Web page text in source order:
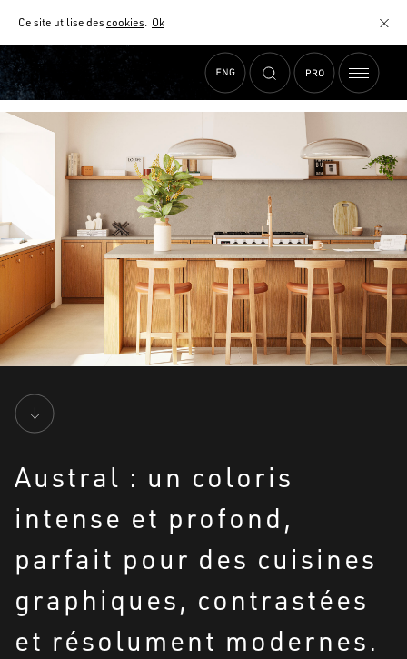
Ce site utilise descookies. Ok
MATÉRIAUX
NUANCIER
AIDE AU CHOIX
COMMENT CHOISIR MON PLAN DE TRAVAIL ?
COMMENT ENTRETENIR MON PLAN DE TRAVAIL ?
CONTRAT SÉRÉNITÉ
FAQ
Accueil Actualités Collection Capsule | AUSTRAL : la profondeur en mouvement
Austral : un coloris
intense et profond,
parfait pour des cuisines
graphiques, contrastées
et résolument modernes.